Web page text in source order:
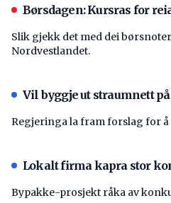
Børsdagen: Kursras for
Slik gjekk det med dei
Nordvestlandet.
Vil byggje ut straumnett
Regjeringa la fram forslag for
Lokalt firma kapra stor
Bypakke-prosjekt råka av